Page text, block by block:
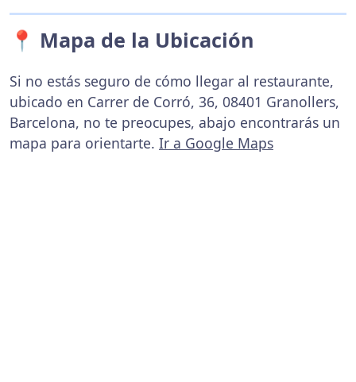
📍 Mapa de la Ubicación
Si no estás seguro de cómo llegar al restaurante,
ubicado en Carrer de Corró, 36, 08401 Granollers,
Barcelona, no te preocupes, abajo encontrarás un
mapa para orientarte. Ir a Google Maps